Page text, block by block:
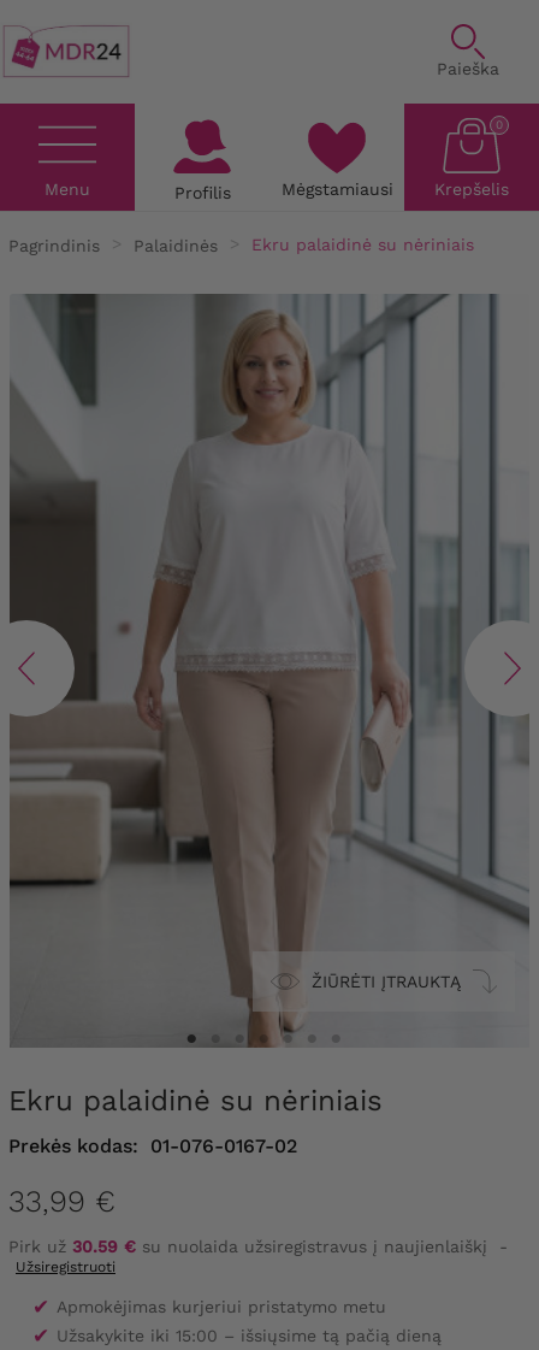
Paieška
Menu Profilis Mėgstamiausi Krepšelis
0
Pagrindinis Palaidinės Ekru palaidinė su nėriniais
ŽIŪRĖTI ĮTRAUKTĄ
Ekru palaidinė su nėriniais
Prekės kodas: 01-076-0167-02
33,99 €
Pirk už 30.59 € su nuolaida užsiregistravus į naujienlaiškį -
Užsiregistruoti
✔ Apmokėjimas kurjeriui pristatymo metu
✔ Užsakykite iki 15:00 – išsiųsime tą pačią dieną